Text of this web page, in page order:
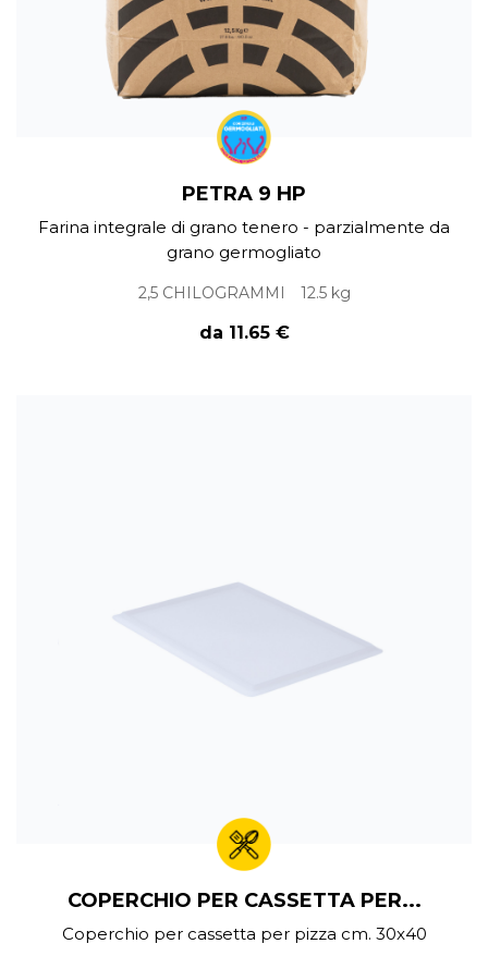
PETRA 9 HP
Farina integrale di grano tenero - parzialmente da
grano germogliato
2,5 CHILOGRAMMI 12.5 kg
da 11.65 €
COPERCHIO PER CASSETTA PER...
Coperchio per cassetta per pizza cm. 30x40